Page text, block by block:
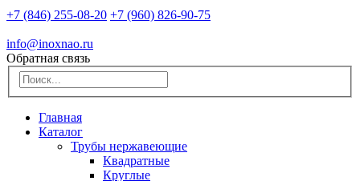
+7 (846) 255-08-20 +7 (960) 826-90-75
info@inoxnao.ru
Обратная связь
Главная
Каталог
Трубы нержавеющие
Квадратные
Круглые